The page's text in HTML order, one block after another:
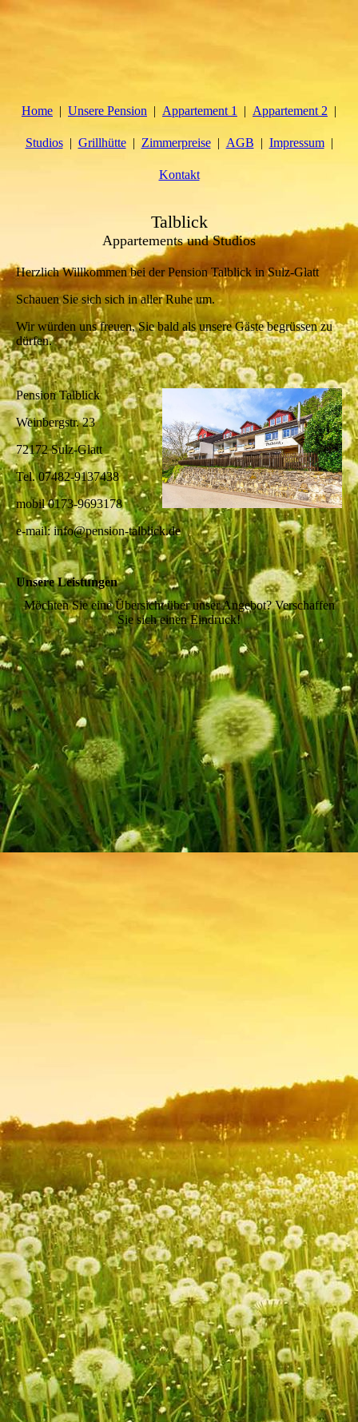
Home Unsere Pension Appartement 1 Appartement 2
Studios Grillhütte Zimmerpreise AGB Impressum
Kontakt
Talblick
Appartements und Studios
Herzlich Willkommen bei der Pension Talblick in Sulz-Glatt
Schauen Sie sich sich in aller Ruhe um.
Wir würden uns freuen, Sie bald als unsere Gäste begrüssen zu
dürfen.
Pension Talblick
Weinbergstr. 23
72172 Sulz-Glatt
Tel. 07482-9137438
mobil 0173-9693178
e-mail: info@pension-talblick.de
Unsere Leistungen
Möchten Sie eine Übersicht über unser Angebot? Verschaffen
Sie sich einen Eindruck!